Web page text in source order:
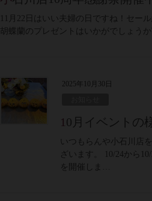
11月22日はいい夫婦の日ですね！セー
胡蝶蘭のプレゼントはいかがでしょう
2025年10月30日
10月イベントの
いつもらんや小石川店
ざいます。 10/24から
を開催しま…